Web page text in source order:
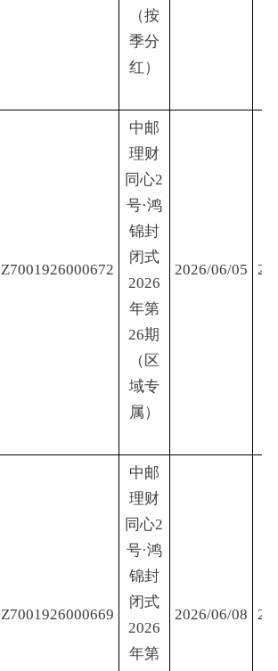
（按
季分
红）
Z7001926000672
中邮
理财
同心2
号·鸿
锦封
闭式
2026
年第
26期
（区
域专
属）
2026/06/05
Z7001926000669
中邮
理财
同心2
号·鸿
锦封
闭式
2026
年第
2026/06/08